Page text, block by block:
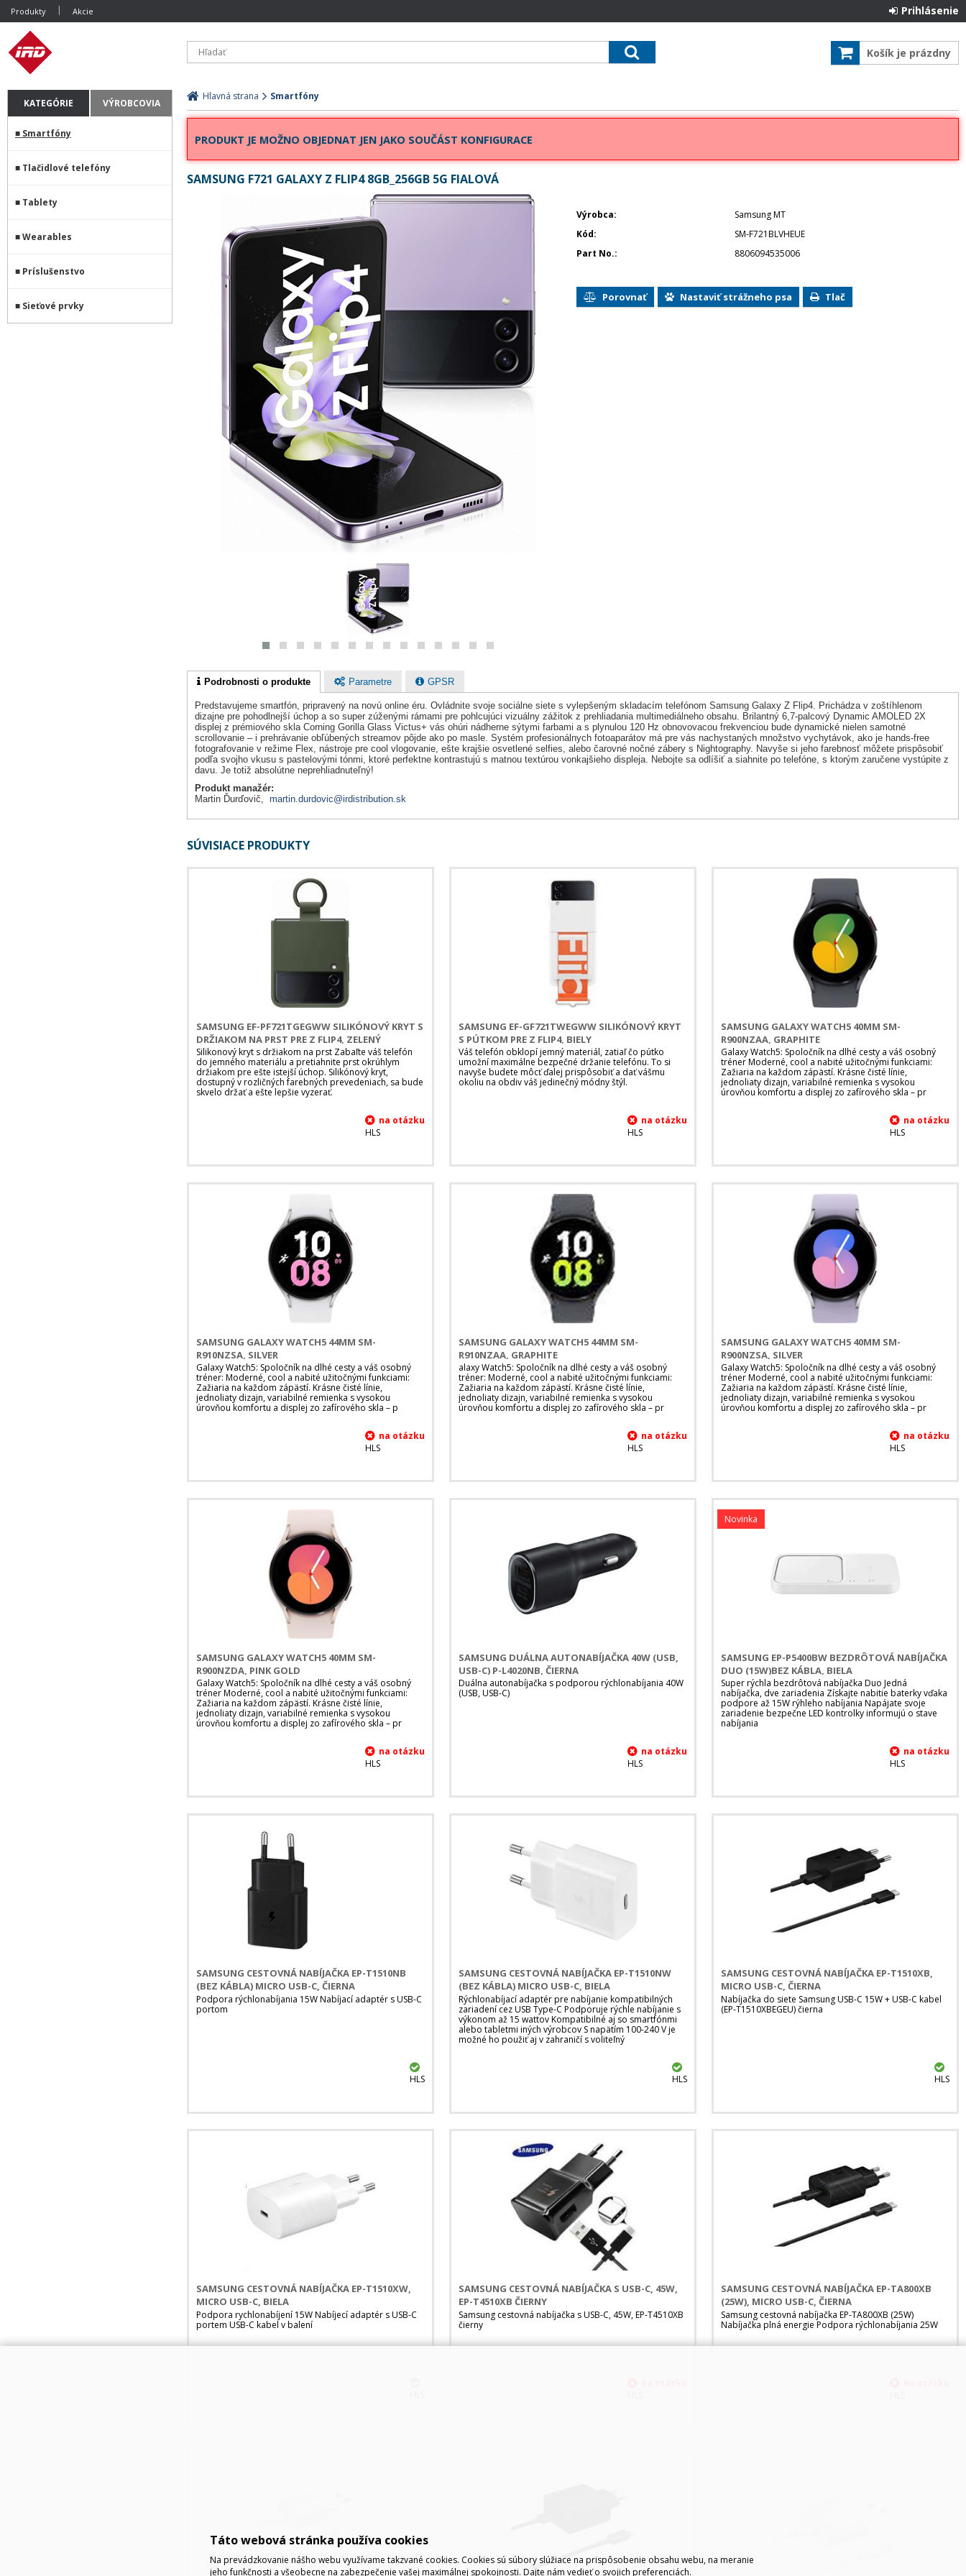
Produkty Akcie Prihlásenie
Košík je prázdny
KATEGÓRIE VÝROBCOVIA
Smartfóny
Tlačidlové telefóny
Tablety
Wearables
Príslušenstvo
Sieťové prvky
Hlavná strana Smartfóny
PRODUKT JE MOŽNO OBJEDNAT JEN JAKO SOUČÁST KONFIGURACE
SAMSUNG F721 GALAXY Z FLIP4 8GB_256GB 5G FIALOVÁ
Výrobca
Samsung MT
Kód
SM-F721BLVHEUE
Part No.
8806094535006
Porovnať Nastaviť strážneho psa Tlač
Podrobnosti o produkte Parametre GPSR
Predstavujeme smartfón, pripravený na novú online éru. Ovládnite svoje sociálne siete s vylepšeným skladacím telefónom Samsung Galaxy Z Flip4. Prichádza v zoštíhlenom
dizajne pre pohodlnejší úchop a so super zúženými rámami pre pohlcujúci vizuálny zážitok z prehliadania multimediálneho obsahu. Brilantný 6,7-palcový Dynamic AMOLED 2X
displej z prémiového skla Corning Gorilla Glass Victus+ vás ohúri nádherne sýtymi farbami a s plynulou 120 Hz obnovovacou frekvenciou bude dynamické nielen samotné
scrollovanie – i prehrávanie obľúbených streamov pôjde ako po masle. Systém profesionálnych fotoaparátov má pre vás nachystaných množstvo vychytávok, ako je hands-free
fotografovanie v režime Flex, nástroje pre cool vlogovanie, ešte krajšie osvetlené selfies, alebo čarovné nočné zábery s Nightography. Navyše si jeho farebnosť môžete prispôsobiť
podľa svojho vkusu s pastelovými tónmi, ktoré perfektne kontrastujú s matnou textúrou vonkajšieho displeja. Nebojte sa odlíšiť a siahnite po telefóne, s ktorým zaručene vystúpite z
davu. Je totiž absolútne neprehliadnuteľný!
Produkt manažér:
Martin Ďurďovič, martin.durdovic@irdistribution.sk
SÚVISIACE PRODUKTY
SAMSUNG EF-PF721TGEGWW SILIKÓNOVÝ KRYT S
DRŽIAKOM NA PRST PRE Z FLIP4, ZELENÝ
Silikonový kryt s držiakom na prst Zabaľte váš telefón
do jemného materiálu a pretiahnite prst okrúhlym
držiakom pre ešte istejší úchop. Silikónový kryt,
dostupný v rozličných farebných prevedeniach, sa bude
skvelo držať a ešte lepšie vyzerať.
HLS
SAMSUNG EF-GF721TWEGWW SILIKÓNOVÝ KRYT
S PÚTKOM PRE Z FLIP4, BIELY
Váš telefón obklopí jemný materiál, zatiaľ čo pútko
umožní maximálne bezpečné držanie telefónu. To si
navyše budete môcť ďalej prispôsobiť a dať vášmu
okoliu na obdiv váš jedinečný módny štýl.
HLS
SAMSUNG GALAXY WATCH5 40MM SM-
R900NZAA, GRAPHITE
Galaxy Watch5: Spoločník na dlhé cesty a váš osobný
tréner Moderné, cool a nabité užitočnými funkciami:
Zažiaria na každom zápästí. Krásne čisté línie,
jednoliaty dizajn, variabilné remienka s vysokou
úrovňou komfortu a displej zo zafírového skla – pr
HLS
SAMSUNG GALAXY WATCH5 44MM SM-
R910NZSA, SILVER
Galaxy Watch5: Spoločník na dlhé cesty a váš osobný
tréner: Moderné, cool a nabité užitočnými funkciami:
Zažiaria na každom zápästí. Krásne čisté línie,
jednoliaty dizajn, variabilné remienka s vysokou
úrovňou komfortu a displej zo zafírového skla – p
HLS
SAMSUNG GALAXY WATCH5 44MM SM-
R910NZAA, GRAPHITE
alaxy Watch5: Spoločník na dlhé cesty a váš osobný
tréner: Moderné, cool a nabité užitočnými funkciami:
Zažiaria na každom zápästí. Krásne čisté línie,
jednoliaty dizajn, variabilné remienka s vysokou
úrovňou komfortu a displej zo zafírového skla – pr
HLS
SAMSUNG GALAXY WATCH5 40MM SM-
R900NZSA, SILVER
Galaxy Watch5: Spoločník na dlhé cesty a váš osobný
tréner Moderné, cool a nabité užitočnými funkciami:
Zažiaria na každom zápästí. Krásne čisté línie,
jednoliaty dizajn, variabilné remienka s vysokou
úrovňou komfortu a displej zo zafírového skla – pr
HLS
SAMSUNG GALAXY WATCH5 40MM SM-
R900NZDA, PINK GOLD
Galaxy Watch5: Spoločník na dlhé cesty a váš osobný
tréner Moderné, cool a nabité užitočnými funkciami:
Zažiaria na každom zápästí. Krásne čisté línie,
jednoliaty dizajn, variabilné remienka s vysokou
úrovňou komfortu a displej zo zafírového skla – pr
HLS
SAMSUNG DUÁLNA AUTONABÍJAČKA 40W (USB,
USB-C) P-L4020NB, ČIERNA
Duálna autonabíjačka s podporou rýchlonabíjania 40W
(USB, USB-C)
HLS
SAMSUNG EP-P5400BW BEZDRÔTOVÁ NABÍJAČKA
DUO (15W)BEZ KÁBLA, BIELA
Super rýchla bezdrôtová nabíjačka Duo Jedná
nabíjačka, dve zariadenia Získajte nabitie baterky vďaka
podpore až 15W rýhleho nabíjania Napájate svoje
zariadenie bezpečne LED kontrolky informujú o stave
nabíjania
Novinka
HLS
SAMSUNG CESTOVNÁ NABÍJAČKA EP-T1510NB
(BEZ KÁBLA) MICRO USB-C, ČIERNA
Podpora rýchlonabíjania 15W Nabíjací adaptér s USB-C
portom
HLS
SAMSUNG CESTOVNÁ NABÍJAČKA EP-T1510NW
(BEZ KÁBLA) MICRO USB-C, BIELA
Rýchlonabíjací adaptér pre nabíjanie kompatibilných
zariadení cez USB Type-C Podporuje rýchle nabíjanie s
výkonom až 15 wattov Kompatibilné aj so smartfónmi
alebo tabletmi iných výrobcov S napätím 100-240 V je
možné ho použiť aj v zahraničí s voliteľný
HLS
SAMSUNG CESTOVNÁ NABÍJAČKA EP-T1510XB,
MICRO USB-C, ČIERNA
Nabíjačka do siete Samsung USB-C 15W + USB-C kabel
(EP-T1510XBEGEU) čierna
HLS
SAMSUNG CESTOVNÁ NABÍJAČKA EP-T1510XW,
MICRO USB-C, BIELA
Podpora rychlonabíjení 15W Nabíjecí adaptér s USB-C
portem USB-C kabel v balení
SAMSUNG CESTOVNÁ NABÍJAČKA S USB-C, 45W,
EP-T4510XB ČIERNY
Samsung cestovná nabíjačka s USB-C, 45W, EP-T4510XB
čierny
SAMSUNG CESTOVNÁ NABÍJAČKA EP-TA800XB
(25W), MICRO USB-C, ČIERNA
Samsung cestovná nabíjačka EP-TA800XB (25W)
Nabíjačka plná energie Podpora rýchlonabíjania 25W
Táto webová stránka používa cookies
Na prevádzkovanie nášho webu využívame takzvané cookies. Cookies sú súbory slúžiace na prispôsobenie obsahu webu, na meranie
jeho funkčnosti a všeobecne na zabezpečenie vašej maximálnej spokojnosti. Dajte nám vedieť o svojich preferenciách.